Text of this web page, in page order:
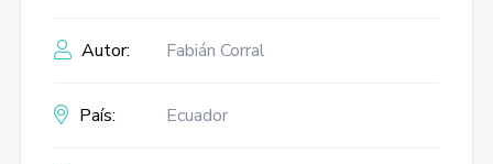
Autor: Fabián Corral
País: Ecuador